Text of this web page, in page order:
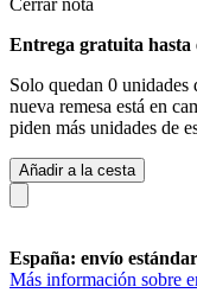
Entrega gratuita hasta
Solo quedan 0 unidades
nueva remesa está en
piden más unidades de
Añadir a la cesta
España: envío
Más información sobre